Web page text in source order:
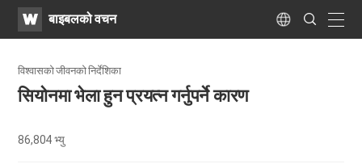
WATVबाइबलको वचन Language
Search
Submit
विश्वासको जीवनको निर्देशिका​
सियोनमा भेला हुन प्रयत्न गर्नुपर्ने कारण
86,804भ्यु